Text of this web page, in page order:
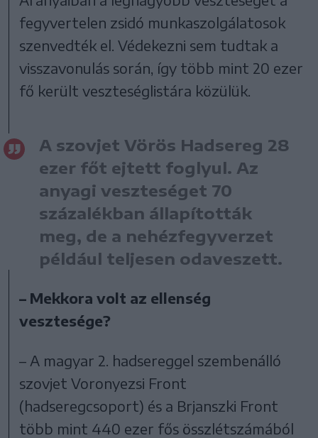
fegyvertelen zsidó munkaszolgálatosok
szenvedték el. Védekezni sem tudtak a
visszavonulás során, így több mint 20 ezer
fő került veszteséglistára közülük.
A szovjet Vörös Hadsereg 28
ezer főt ejtett foglyul. Az
anyagi veszteséget 70
százalékban állapították
meg, de a nehézfegyverzet
például teljesen odaveszett.
– Mekkora volt az ellenség
vesztesége?
– A magyar 2. hadsereggel szembenálló
szovjet Voronyezsi Front
(hadseregcsoport) és a Brjanszki Front
több mint 440 ezer fős összlétszámából